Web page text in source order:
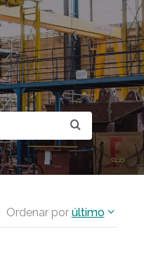
Ordenar por último